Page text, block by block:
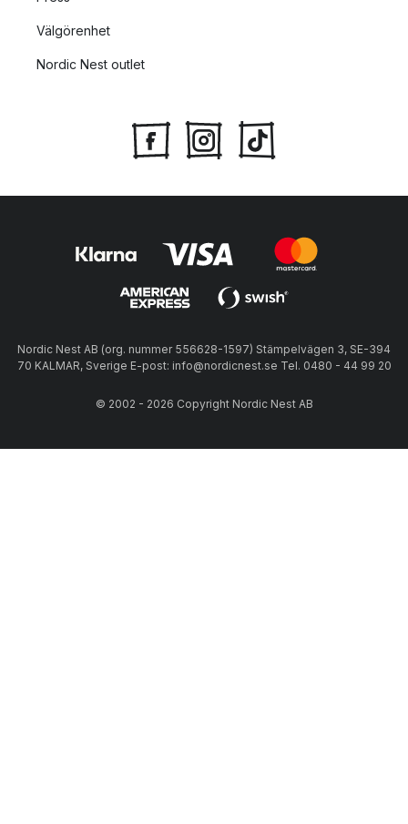
Välgörenhet
Nordic Nest outlet
Nordic Nest AB (org. nummer 556628-1597) Stämpelvägen 3, SE-394
70 KALMAR, Sverige E-post: info@nordicnest.se Tel. 0480 - 44 99 20
© 2002 - 2026 Copyright Nordic Nest AB